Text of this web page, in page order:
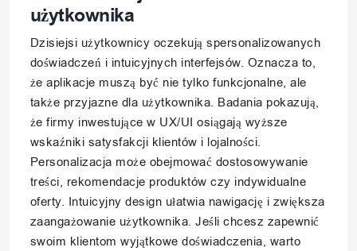
użytkownika
Dzisiejsi użytkownicy oczekują spersonalizowanych
doświadczeń i intuicyjnych interfejsów. Oznacza to,
że aplikacje muszą być nie tylko funkcjonalne, ale
także przyjazne dla użytkownika. Badania pokazują,
że firmy inwestujące w UX/UI osiągają wyższe
wskaźniki satysfakcji klientów i lojalności.
Personalizacja może obejmować dostosowywanie
treści, rekomendacje produktów czy indywidualne
oferty. Intuicyjny design ułatwia nawigację i zwiększa
zaangażowanie użytkownika. Jeśli chcesz zapewnić
swoim klientom wyjątkowe doświadczenia, warto